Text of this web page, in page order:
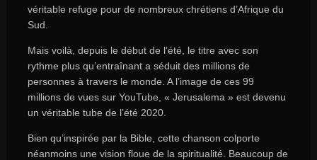
véritable refuge pour de nombreux chrétiens d’Afrique du
Sud.
Mais voilà, depuis le début de l’été, le titre avec son
rythme plus qu’entraînant a séduit des millions de
personnes à travers le monde. A l’image de ces 99
millions de vues sur YouTube, « Jerusalema » est devenu
un véritable tube de l’été 2020.
Bien qu’inspirée par la Bible, cette chanson colporte
néanmoins une vision floue de la spiritualité. Beaucoup de